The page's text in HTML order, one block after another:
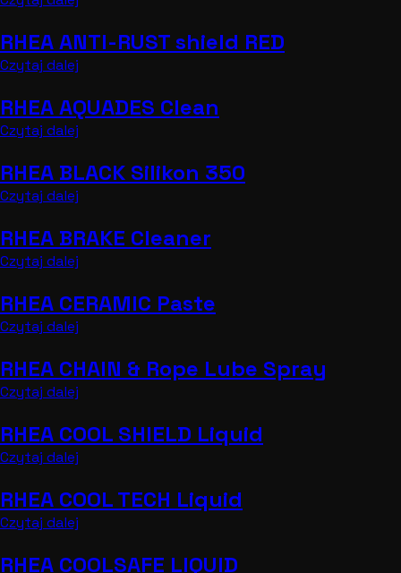
RHEA ANTI-RUST shield RED
Czytaj dalej
RHEA AQUADES Clean
Czytaj dalej
RHEA BLACK Silikon 350
Czytaj dalej
RHEA BRAKE Cleaner
Czytaj dalej
RHEA CERAMIC Paste
Czytaj dalej
RHEA CHAIN & Rope Lube Spray
Czytaj dalej
RHEA COOL SHIELD Liquid
Czytaj dalej
RHEA COOL TECH Liquid
Czytaj dalej
RHEA COOLSAFE LIQUID